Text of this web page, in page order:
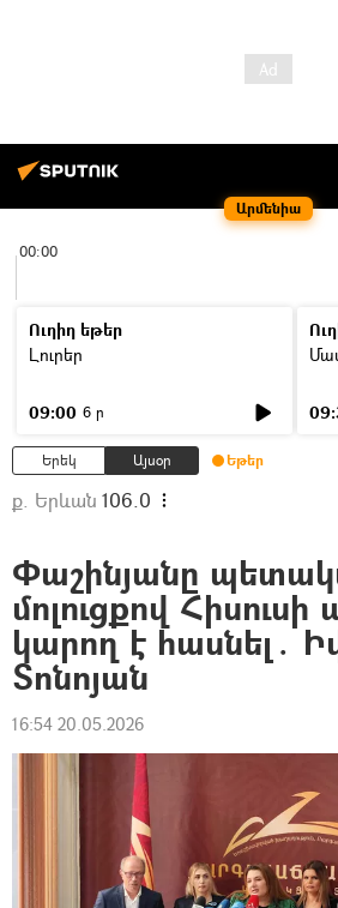
Արմենիա
00:00
Ուղիղ եթեր
Լուրեր
09:00 6 ր
Երեկ Այսօր Եթեր
ք. Երևան 106.0
Փաշինյանը
մոլուցքով Հիսուսի
կարող է հասնել․
Տոնոյան
16:54 20.05.2026